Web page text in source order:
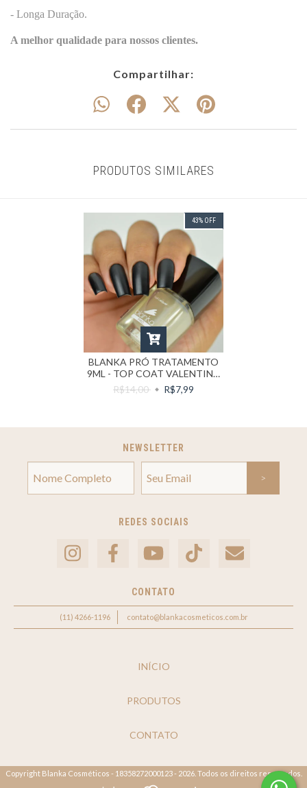
- Longa Duração.
A melhor qualidade para nossos clientes.
Compartilhar:
PRODUTOS SIMILARES
43% OFF
BLANKA PRÓ TRATAMENTO
9ML - TOP COAT VALENTINA
FOSCO (NIVELADOR)
R$14,00 R$7,99
NEWSLETTER
REDES SOCIAIS
CONTATO
(11) 4266-1196 contato@blankacosmeticos.com.br
INÍCIO
PRODUTOS
CONTATO
Copyright Blanka Cosméticos - 18358272000123 - 2026. Todos os direitos reservados.